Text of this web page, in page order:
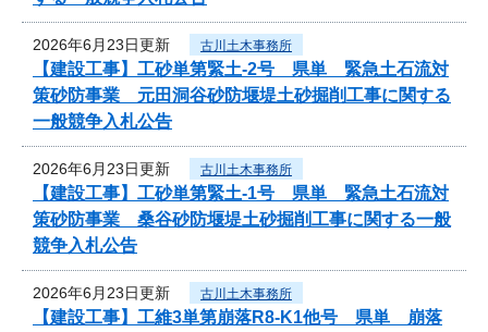
2026年6月23日更新 古川土木事務所
【建設工事】工砂単第緊土-2号 県単 緊急土石流対
策砂防事業 元田洞谷砂防堰堤土砂掘削工事に関する
一般競争入札公告
2026年6月23日更新 古川土木事務所
【建設工事】工砂単第緊土-1号 県単 緊急土石流対
策砂防事業 桑谷砂防堰堤土砂掘削工事に関する一般
競争入札公告
2026年6月23日更新 古川土木事務所
【建設工事】工維3単第崩落R8-K1他号 県単 崩落